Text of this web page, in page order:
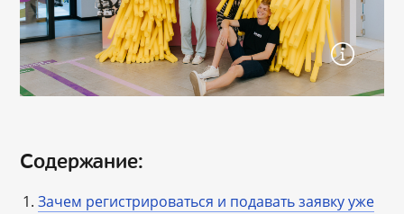
Содержание:
Зачем регистрироваться и подавать заявку уже